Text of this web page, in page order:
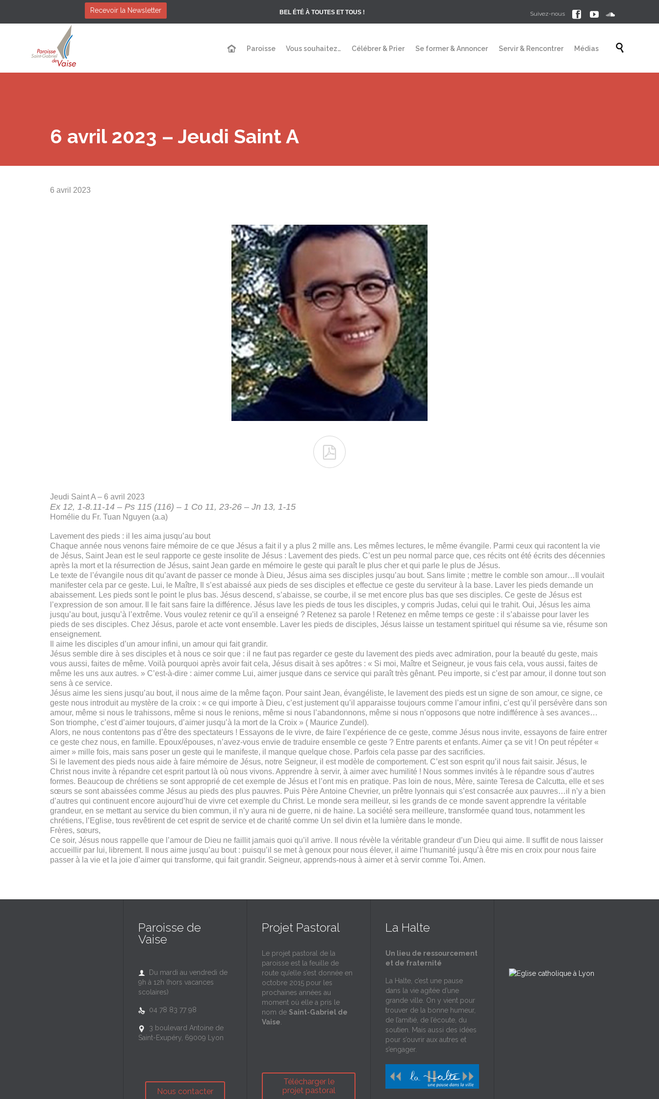
Recevoir la Newsletter BEL ÉTÉ À TOUTES ET TOUS ! Suivez-nous   
Skip
Paroisse Vous souhaitez… Célébrer & Prier Se former & Annoncer Servir & Rencontrer Médias 
6 avril 2023 – Jeudi Saint A
6 avril 2023

Jeudi Saint A – 6 avril 2023
Ex 12, 1-8.11-14 – Ps 115 (116) – 1 Co 11, 23-26 – Jn 13, 1-15
Homélie du Fr. Tuan Nguyen (a.a)
Lavement des pieds : il les aima jusqu’au bout
Chaque année nous venons faire mémoire de ce que Jésus a fait il y a plus 2 mille ans. Les mêmes lectures, le même évangile. Parmi ceux qui racontent la vie
de Jésus, Saint Jean est le seul rapporte ce geste insolite de Jésus : Lavement des pieds. C’est un peu normal parce que, ces récits ont été écrits des décennies
après la mort et la résurrection de Jésus, saint Jean garde en mémoire le geste qui paraît le plus cher et qui parle le plus de Jésus.
Le texte de l’évangile nous dit qu’avant de passer ce monde à Dieu, Jésus aima ses disciples jusqu’au bout. Sans limite ; mettre le comble son amour…Il voulait
manifester cela par ce geste. Lui, le Maître, Il s’est abaissé aux pieds de ses disciples et effectue ce geste du serviteur à la base. Laver les pieds demande un
abaissement. Les pieds sont le point le plus bas. Jésus descend, s’abaisse, se courbe, il se met encore plus bas que ses disciples. Ce geste de Jésus est
l’expression de son amour. Il le fait sans faire la différence. Jésus lave les pieds de tous les disciples, y compris Judas, celui qui le trahit. Oui, Jésus les aima
jusqu’au bout, jusqu’à l’extrême. Vous voulez retenir ce qu’il a enseigné ? Retenez sa parole ! Retenez en même temps ce geste : il s’abaisse pour laver les
pieds de ses disciples. Chez Jésus, parole et acte vont ensemble. Laver les pieds de disciples, Jésus laisse un testament spirituel qui résume sa vie, résume son
enseignement.
Il aime les disciples d’un amour infini, un amour qui fait grandir.
Jésus semble dire à ses disciples et à nous ce soir que : il ne faut pas regarder ce geste du lavement des pieds avec admiration, pour la beauté du geste, mais
vous aussi, faites de même. Voilà pourquoi après avoir fait cela, Jésus disait à ses apôtres : « Si moi, Maître et Seigneur, je vous fais cela, vous aussi, faites de
même les uns aux autres. » C’est-à-dire : aimer comme Lui, aimer jusque dans ce service qui paraît très gênant. Peu importe, si c’est par amour, il donne tout son
sens à ce service.
Jésus aime les siens jusqu’au bout, il nous aime de la même façon. Pour saint Jean, évangéliste, le lavement des pieds est un signe de son amour, ce signe, ce
geste nous introduit au mystère de la croix : « ce qui importe à Dieu, c’est justement qu’il apparaisse toujours comme l’amour infini, c’est qu’il persévère dans son
amour, même si nous le trahissons, même si nous le renions, même si nous l’abandonnons, même si nous n’opposons que notre indifférence à ses avances…
Son triomphe, c’est d’aimer toujours, d’aimer jusqu’à la mort de la Croix » ( Maurice Zundel).
Alors, ne nous contentons pas d’être des spectateurs ! Essayons de le vivre, de faire l’expérience de ce geste, comme Jésus nous invite, essayons de faire entrer
ce geste chez nous, en famille. Epoux/épouses, n’avez-vous envie de traduire ensemble ce geste ? Entre parents et enfants. Aimer ça se vit ! On peut répéter «
aimer » mille fois, mais sans poser un geste qui le manifeste, il manque quelque chose. Parfois cela passe par des sacrificies.
Si le lavement des pieds nous aide à faire mémoire de Jésus, notre Seigneur, il est modèle de comportement. C’est son esprit qu’il nous fait saisir. Jésus, le
Christ nous invite à répandre cet esprit partout là où nous vivons. Apprendre à servir, à aimer avec humilité ! Nous sommes invités à le répandre sous d’autres
formes. Beaucoup de chrétiens se sont approprié de cet exemple de Jésus et l’ont mis en pratique. Pas loin de nous, Mère, sainte Teresa de Calcutta, elle et ses
sœurs se sont abaissées comme Jésus au pieds des plus pauvres. Puis Père Antoine Chevrier, un prêtre lyonnais qui s’est consacrée aux pauvres…il n’y a bien
d’autres qui continuent encore aujourd’hui de vivre cet exemple du Christ. Le monde sera meilleur, si les grands de ce monde savent apprendre la véritable
grandeur, en se mettant au service du bien commun, il n’y aura ni de guerre, ni de haine. La société sera meilleure, transformée quand tous, notamment les
chrétiens, l’Eglise, tous revêtirent de cet esprit de service et de charité comme Un sel divin et la lumière dans le monde.
Frères, sœurs,
Ce soir, Jésus nous rappelle que l’amour de Dieu ne faillit jamais quoi qu’il arrive. Il nous révèle la véritable grandeur d’un Dieu qui aime. Il suffit de nous laisser
accueillir par lui, librement. Il nous aime jusqu’au bout : puisqu’il se met à genoux pour nous élever, il aime l’humanité jusqu’à être mis en croix pour nous faire
passer à la vie et la joie d’aimer qui transforme, qui fait grandir. Seigneur, apprends-nous à aimer et à servir comme Toi. Amen.
Paroisse de
Vaise

Du mardi au vendredi de
9h à 12h (hors vacances
scolaires)
 04 78 83 77 98

3 boulevard Antoine de
Saint-Exupéry, 69009 Lyon
Nous contacter
Projet Pastoral
Le projet pastoral de la
paroisse est la feuille de
route qu’elle s’est donnée en
octobre 2015 pour les
prochaines années au
moment où elle a pris le
nom de Saint-Gabriel de
Vaise
Télécharger le
projet pastoral
La Halte
Un lieu de ressourcement
et de fraternité
La Halte, c’est une pause
dans la vie agitée d’une
grande ville. On y vient pour
trouver de la bonne humeur,
de l’amitié, de l’écoute, du
soutien. Mais aussi des idées
pour s’ouvrir aux autres et
s’engager.